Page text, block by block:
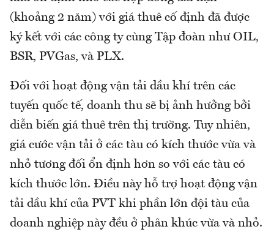
(khoảng 2 năm) với giá thuê cố định đã được
ký kết với các công ty cùng Tập đoàn như OIL,
BSR, PVGas, và PLX.
Đối với hoạt động vận tải dầu khí trên các
tuyến quốc tế, doanh thu sẽ bị ảnh hưởng bởi
diễn biến giá thuê trên thị trường. Tuy nhiên,
giá cước vận tải ở các tàu có kích thước vừa và
nhỏ tương đối ổn định hơn so với các tàu có
kích thước lớn. Điều này hỗ trợ hoạt động vận
tải dầu khí của PVT khi phần lớn đội tàu của
doanh nghiệp này đều ở phân khúc vừa và nhỏ.